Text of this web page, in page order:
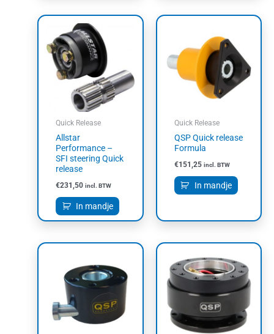
Quick Release
Allstar
Performance –
SFI steering Quick
release
€231,50 incl. BTW
In mandje
Quick Release
QSP Quick release
Formula
€151,25 incl. BTW
In mandje